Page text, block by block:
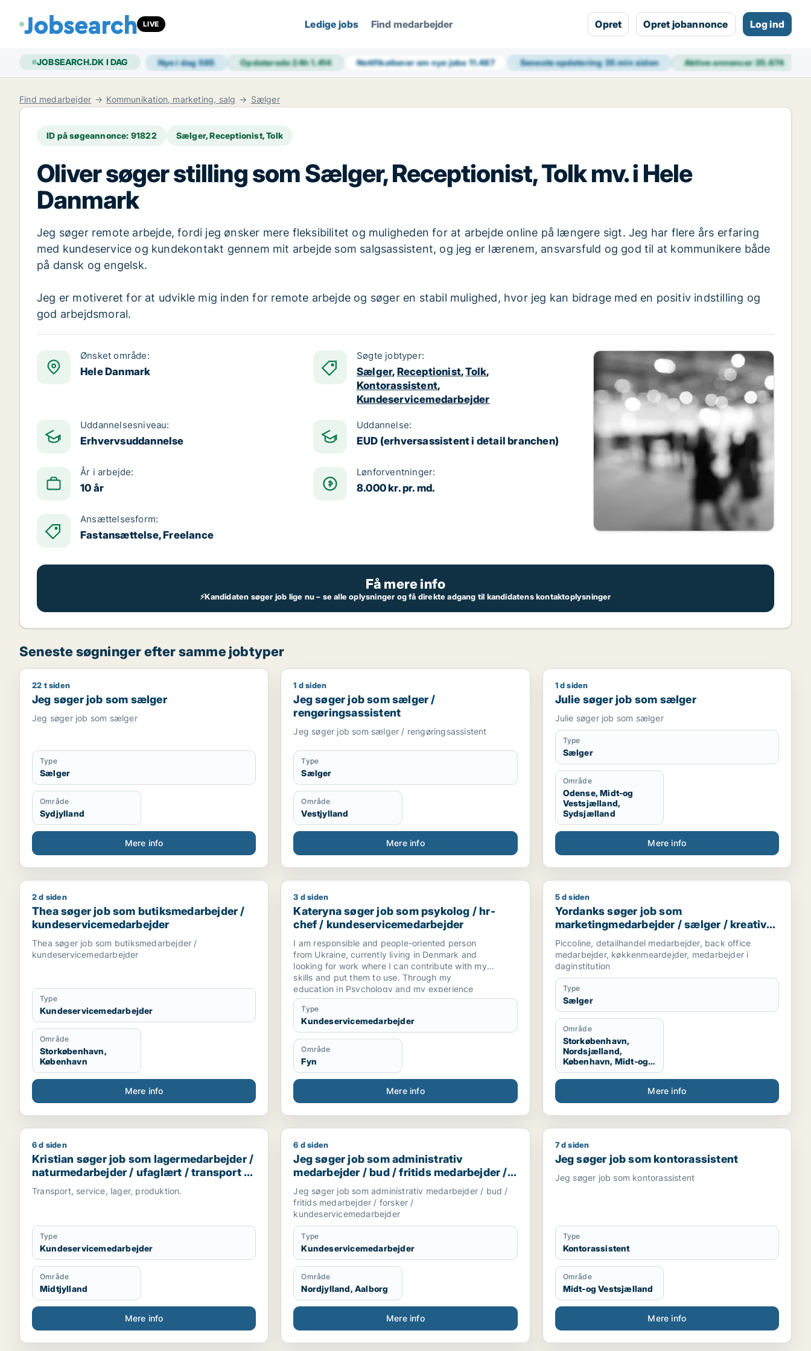
LIVE Ledige jobs Find medarbejder Opret Opret jobannonce Log ind
JOBSEARCH.DK I DAG Nye i dag585 Opdaterede 24h1.414 Notifikationer om nye jobs11.487 Seneste opdatering35 min siden Aktive annoncer35.674
Find medarbejder Kommunikation, marketing, salg Sælger
ID på søgeannonce: 91822 Sælger, Receptionist, Tolk
Oliver søger stilling som Sælger, Receptionist, Tolk mv. i Hele
Danmark
Jeg søger remote arbejde, fordi jeg ønsker mere fleksibilitet og muligheden for at arbejde online på længere sigt. Jeg har flere års erfaring
med kundeservice og kundekontakt gennem mit arbejde som salgsassistent, og jeg er lærenem, ansvarsfuld og god til at kommunikere både
på dansk og engelsk.
Jeg er motiveret for at udvikle mig inden for remote arbejde og søger en stabil mulighed, hvor jeg kan bidrage med en positiv indstilling og
god arbejdsmoral.
Ønsket område:
Hele Danmark
Søgte jobtyper:
Sælger, Receptionist,Tolk,
Kontorassistent,
Kundeservicemedarbejder
Uddannelsesniveau:
Erhvervsuddannelse
Uddannelse:
EUD (erhversassistent i detail branchen)
År i arbejde:
10 år
Lønforventninger:
8.000 kr. pr. md.
Ansættelsesform:
Fastansættelse, Freelance
Få mere info
⚡Kandidaten søger job lige nu – se alle oplysninger og få direkte adgang til kandidatens kontaktoplysninger
Seneste søgninger efter samme jobtyper
Jeg søger job som sælger
22 t siden
Jeg søger job som sælger
Jeg søger job som sælger
Type
Sælger
Område
Sydjylland
Mere info
Jeg søger job som sælger / rengøringsassistent
1 d siden
Jeg søger job som sælger /
rengøringsassistent
Jeg søger job som sælger / rengøringsassistent
Type
Sælger
Område
Vestjylland
Mere info
Julie søger job som sælger
1 d siden
Julie søger job som sælger
Julie søger job som sælger
Type
Sælger
Område
Odense, Midt-og
Vestsjælland,
Sydsjælland
Mere info
Thea søger job som butiksmedarbejder / kundeservicemedarbejder
2 d siden
Thea søger job som butiksmedarbejder /
kundeservicemedarbejder
Thea søger job som butiksmedarbejder /
kundeservicemedarbejder
Type
Kundeservicemedarbejder
Område
Storkøbenhavn,
København
Mere info
Kateryna søger job som psykolog / hr-chef / kundeservicemedarbejder
3 d siden
Kateryna søger job som psykolog / hr-
chef / kundeservicemedarbejder
I am responsible and people-oriented person
from Ukraine, currently living in Denmark and
looking for work where I can contribute with my
skills and put them to use. Through my
education in Psychology and my experience
working with children and community projects, I
have developed great communication,
multitasking, and problem-solving abilities.
Type
Kundeservicemedarbejder
Område
Fyn
Mere info
Yordanks søger job som marketingmedarbejder /
5 d siden
Yordanks søger job som
marketingmedarbejder / sælger / kreativ
medarbejder / produktspecialist / kok
Piccoline, detailhandel medarbejder, back office
medarbejder, køkkenmeardejder, medarbejder i
daginstitution
Type
Sælger
Område
Storkøbenhavn,
Nordsjælland,
København, Midt-og
Vestsjælland,
Sydsjælland
Mere info
Kristian søger job som lagermedarbejder / naturmedarbejder / ufaglært / transport / kundeservicemedarbejder
6 d siden
Kristian søger job som lagermedarbejder /
naturmedarbejder / ufaglært / transport /
kundeservicemedarbejder
Transport, service, lager, produktion.
Type
Kundeservicemedarbejder
Område
Midtjylland
Mere info
Jeg søger job som administrativ medarbejder / bud / fritids medarbejder / forsker / kundeservicemedarbejder
6 d siden
Jeg søger job som administrativ
medarbejder / bud / fritids medarbejder /
forsker / kundeservicemedarbejder
Jeg søger job som administrativ medarbejder / bud /
fritids medarbejder / forsker /
kundeservicemedarbejder
Type
Kundeservicemedarbejder
Område
Nordjylland, Aalborg
Mere info
Jeg søger job som kontorassistent
7 d siden
Jeg søger job som kontorassistent
Jeg søger job som kontorassistent
Type
Kontorassistent
Område
Midt-og Vestsjælland
Mere info